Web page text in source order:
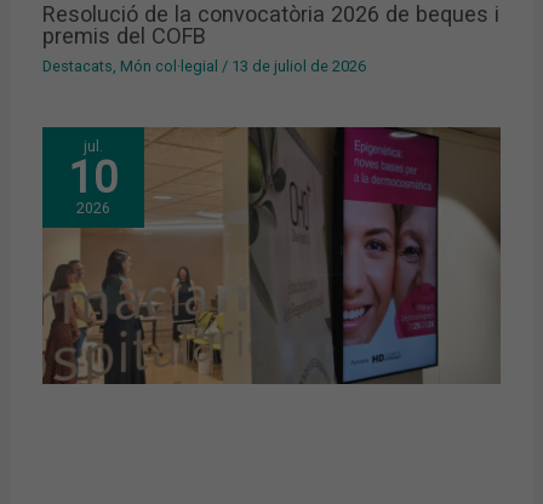
Resolució de la convocatòria 2026 de beques i
premis del COFB
Destacats, Món col·legial / 13 de juliol de 2026
jul.
10
2026